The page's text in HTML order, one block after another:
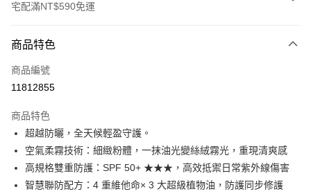
宅配滿NT$590免運
POYA支付
信用卡一次付款
Apple Pay
街口支付
悠遊付
商品特色
商品編號
11812855
商品特色
超越防曬，全天候輕盈守護。
空氣柔霧技術：細緻粉體，一抹油光變絲絨霧光，重現清爽感
高規格雙重防護：SPF 50+ ★★★，高效抵禦日常紫外線傷害
智慧聯防配方：4 重維他命× 3 大超級植物油，防護同步修護